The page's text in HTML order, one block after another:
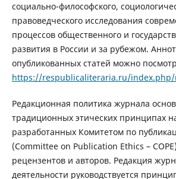
социально-философского,
правоведческого исследования
процессов общественного и
развития в России и за рубежом.
опубликованных статей можно
https://respublicaliteraria.ru/
Редакционная политика журнала
традиционных этических принципах
разработанных Комитетом по
(Committee on Publication Ethics –
рецензентов и авторов. Редакция
деятельности руководствуется